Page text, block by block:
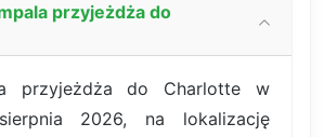
przyjeżdża do
przyjeżdża do Charlotte w
2026, na lokalizację